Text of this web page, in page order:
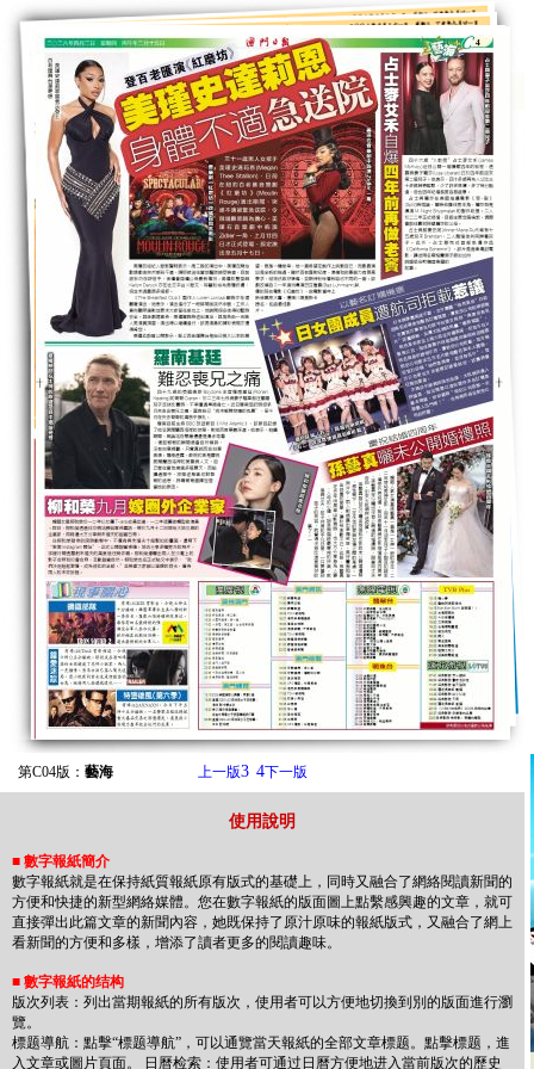
使用說明
■ 數字報紙簡介
數字報紙就是在保持紙質報紙原有版式的基礎上，同時又融合了網絡閱讀新聞的
方便和快捷的新型網絡媒體。您在數字報紙的版面圖上點繫感興趣的文章，就可
直接彈出此篇文章的新聞內容，她既保持了原汁原味的報紙版式，又融合了網上
看新聞的方便和多樣，增添了讀者更多的閱讀趣味。
■ 數字報紙的结构
版次列表：列出當期報紙的所有版次，使用者可以方便地切換到別的版面進行瀏
覽。
標题導航：點擊“標题導航”，可以通覽當天報紙的全部文章標题。點擊標题，進
入文章或圖片頁面。 日曆检索：使用者可通过日曆方便地进入當前版次的歷史
第C04版： 藝海 上一版3 4下一版